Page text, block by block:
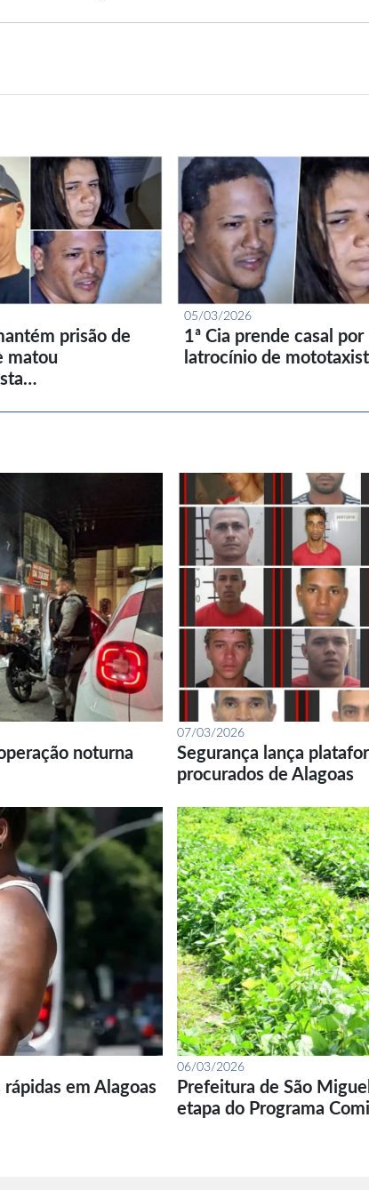
prisão de
matou
05/03/2026
1ª Cia prende casal por
latrocínio de
noturna
07/03/2026
Segurança lança
procurados de Alagoas
em Alagoas
06/03/2026
Prefeitura de São
etapa do Programa